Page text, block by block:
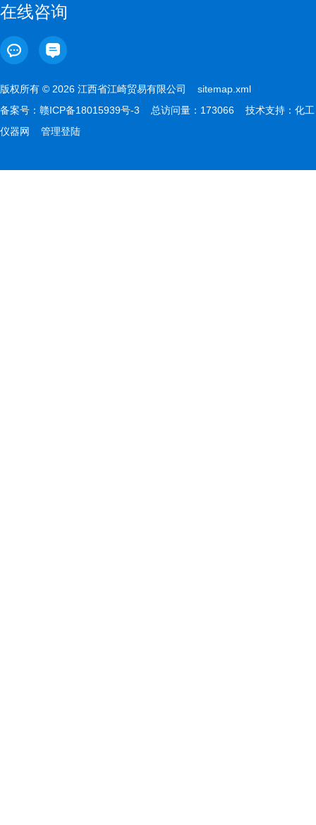
在线咨询
版权所有 © 2026 江西省江崎贸易有限公司 sitemap.xml
备案号： 赣ICP备18015939号-3 总访问量：173066 技术支持： 化工
仪器网
管理登陆